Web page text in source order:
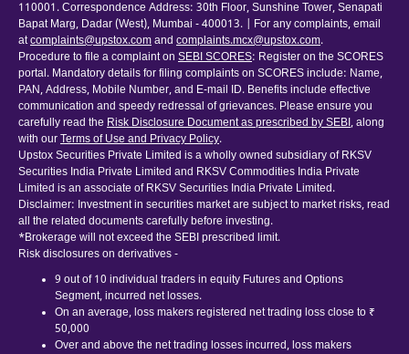
110001. Correspondence Address: 30th Floor, Sunshine Tower, Senapati
Bapat Marg, Dadar (West), Mumbai - 400013. | For any complaints, email
atcomplaints@upstox.comand complaints.mcx@upstox.com.
Procedure to file a complaint on SEBI SCORES: Register on the SCORES
portal. Mandatory details for filing complaints on SCORES include: Name,
PAN, Address, Mobile Number, and E-mail ID. Benefits include effective
communication and speedy redressal of grievances. Please ensure you
carefully read the Risk Disclosure Document as prescribed by SEBI, along
with ourTerms of Use and Privacy Policy.
Upstox Securities Private Limited is a wholly owned subsidiary of RKSV
Securities India Private Limited and RKSV Commodities India Private
Limited is an associate of RKSV Securities India Private Limited.
Disclaimer: Investment in securities market are subject to market risks, read
all the related documents carefully before investing.
*Brokerage will not exceed the SEBI prescribed limit.
Risk disclosures on derivatives -
9 out of 10 individual traders in equity Futures and Options
Segment, incurred net losses.
On an average, loss makers registered net trading loss close to ₹
50,000
Over and above the net trading losses incurred, loss makers